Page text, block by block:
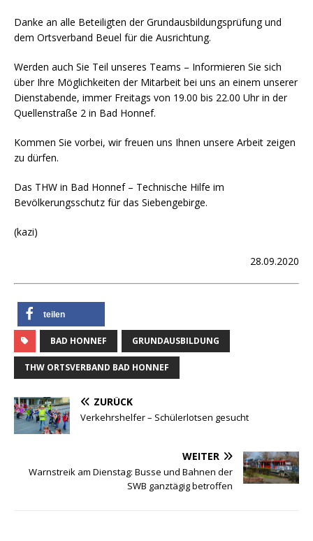
Danke an alle Beteiligten der Grundausbildungsprüfung und
dem Ortsverband Beuel für die Ausrichtung.
Werden auch Sie Teil unseres Teams – Informieren Sie sich
über Ihre Möglichkeiten der Mitarbeit bei uns an einem unserer
Dienstabende, immer Freitags von 19.00 bis 22.00 Uhr in der
Quellenstraße 2 in Bad Honnef.
Kommen Sie vorbei, wir freuen uns Ihnen unsere Arbeit zeigen
zu dürfen.
Das THW in Bad Honnef – Technische Hilfe im
Bevölkerungsschutz für das Siebengebirge.
(kazi)
28.09.2020
teilen
BAD HONNEF GRUNDAUSBILDUNG
THW ORTSVERBAND BAD HONNEF
ZURÜCK
Verkehrshelfer – Schülerlotsen gesucht
WEITER
Warnstreik am Dienstag: Busse und Bahnen der
SWB ganztägig betroffen